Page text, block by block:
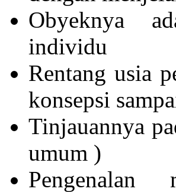
Obyeknya
individu
Rentang usia
konsepsi
Tinjauannya
umum )